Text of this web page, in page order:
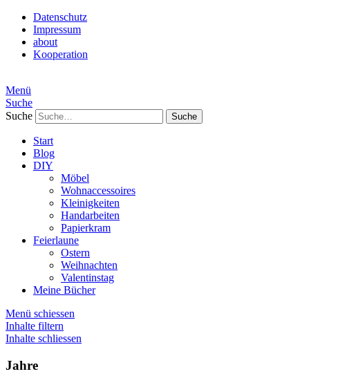
Datenschutz
Impressum
about
Kooperation
Menü
Suche
Suche
Start
Blog
DIY
Möbel
Wohnaccessoires
Kleinigkeiten
Handarbeiten
Papierkram
Feierlaune
Ostern
Weihnachten
Valentinstag
Meine Bücher
Menü schiessen
Inhalte filtern
Inhalte schliessen
Jahre